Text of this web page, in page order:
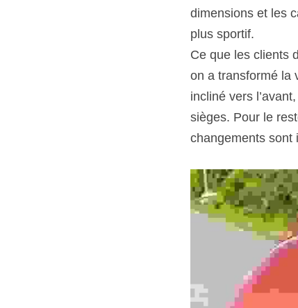
dimensions et les
plus sportif.
Ce que les clients
on a transformé la
incliné vers
sièges. Pour le
changements sont